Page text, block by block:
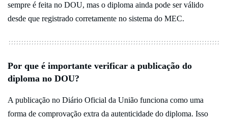
sempre é feita no DOU, mas o diploma ainda pode ser válido
desde que registrado corretamente no sistema do MEC.
Por que é importante verificar a publicação do
diploma no DOU?
A publicação no Diário Oficial da União funciona como uma
forma de comprovação extra da autenticidade do diploma. Isso